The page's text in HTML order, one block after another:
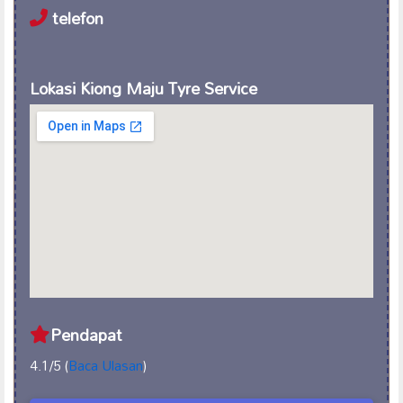
telefon
Lokasi Kiong Maju Tyre Service
Pendapat
4.1/5 (Baca Ulasan)